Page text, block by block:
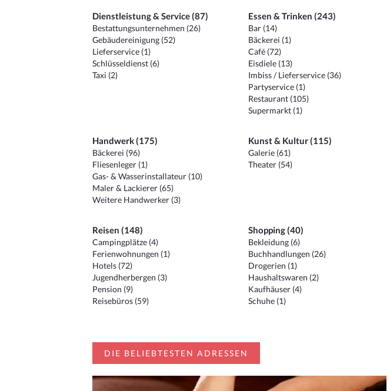
Dienstleistung & Service (87)
Bestattungsunternehmen (26)
Gebäudereinigung (52)
Lieferservice (1)
Schlüsseldienst (6)
Taxi (2)
Essen & Trinken (243)
Bar (14)
Bäckerei (1)
Café (72)
Eisdiele (13)
Imbiss / Lieferservice (36)
Partyservice (1)
Restaurant (105)
Supermarkt (1)
Handwerk (175)
Bäckerei (96)
Fliesenleger (1)
Gas- & Wasserinstallateur (10)
Maler & Lackierer (65)
Weitere Handwerker (3)
Kunst & Kultur (115)
Galerie (61)
Theater (54)
Reisen (148)
Campingplätze (4)
Ferienwohnungen (1)
Hotels (72)
Jugendherbergen (3)
Pension (9)
Reisebüros (59)
Shopping (40)
Bekleidung (6)
Buchhandlungen (26)
Drogerien (1)
Haushaltswaren (2)
Kaufhäuser (4)
Schuhe (1)
DIE BELIEBTESTEN ADRESSEN